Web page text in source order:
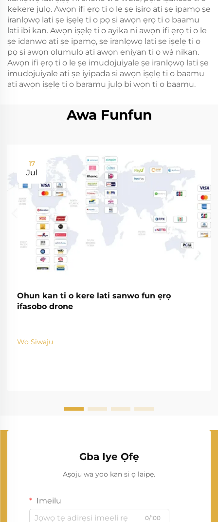
kekere julọ. Awọn ifi ẹrọ ti o le ṣe iṣiro ati ṣe ipamọ ṣe
iranlọwọ lati ṣe iṣẹlẹ ti o pọ si awọn ẹrọ ti o baamu
lati ibi kan. Awọn iṣẹlẹ ti o ayika ni awọn ifi ẹrọ ti o le
ṣe idanwo ati ṣe ipamọ, ṣe iranlọwọ lati ṣe iṣẹlẹ ti o
pọ si awọn olumulo ati awọn eniyan ti o wà nikan.
Awọn ifi ẹrọ ti o le ṣe imudojuiyale ṣe iranlọwọ lati ṣe
imudojuiyale ati ṣe iyipada si awọn iṣẹlẹ ti o baamu
ati awọn iṣẹlẹ ti o baramu julọ bi wọn ti o baamu.
Awa Funfun
17
Jul
Ohun kan ti o kere lati sanwo fun ẹrọ
ifasobo drone
Wo Siwaju
Gba Iye Ọfẹ
Aṣoju wa yoo kan si ọ laipẹ.
Imeilu
0/100